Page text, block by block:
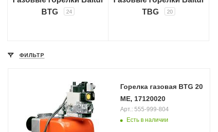
BTG
24
TBG
20
ФИЛЬТР
Горелка газовая BTG 20
ME, 17120020
Есть в наличии
Арт.: 555-999-804